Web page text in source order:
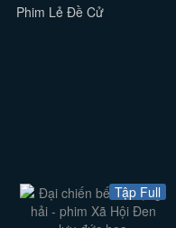
Phim Lẻ Đề Cử
Tập Full